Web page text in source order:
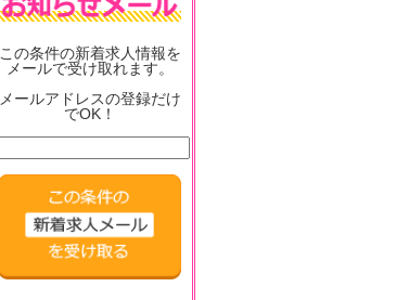
この条件の新着求人情報を
メールで受け取れます。
メールアドレスの登録だけ
でOK！